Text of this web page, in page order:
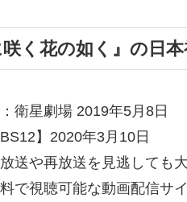
咲く花の如く』の日
衛星劇場 2019年5月8日
】2020年3月10日
送や再放送を見逃しても大
で視聴可能な動画配信サ